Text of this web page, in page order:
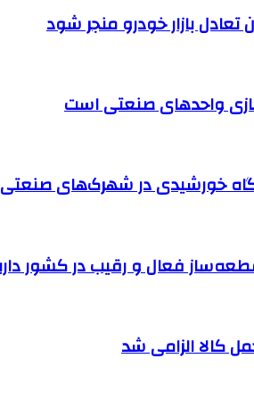
تعادل بازار خودرو منجر شود
واحدهای صنعتی است
خورشیدی در شهرک‌های صنعتی
کالا الزامی شد